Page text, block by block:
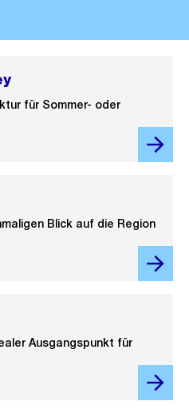
für Sommer- oder
Blick auf die Region
Ausgangspunkt für